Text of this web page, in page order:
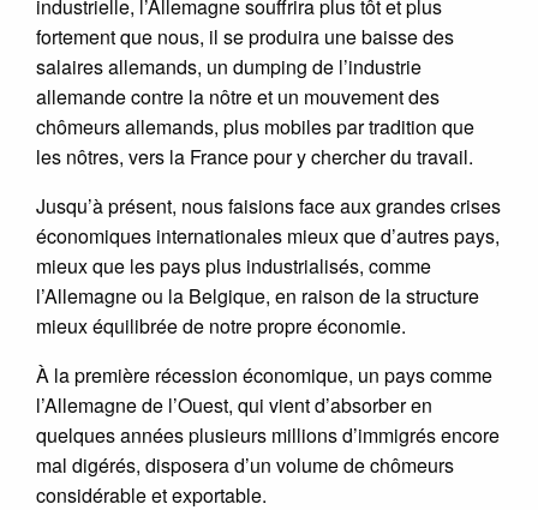
industrielle, l’Allemagne souffrira plus tôt et plus
fortement que nous, il se produira une baisse des
salaires allemands, un dumping de l’industrie
allemande contre la nôtre et un mouvement des
chômeurs allemands, plus mobiles par tradition que
les nôtres, vers la France pour y chercher du travail.
Jusqu’à présent, nous faisions face aux grandes crises
économiques internationales mieux que d’autres pays,
mieux que les pays plus industrialisés, comme
l’Allemagne ou la Belgique, en raison de la structure
mieux équilibrée de notre propre économie.
À la première récession économique, un pays comme
l’Allemagne de l’Ouest, qui vient d’absorber en
quelques années plusieurs millions d’immigrés encore
mal digérés, disposera d’un volume de chômeurs
considérable et exportable.